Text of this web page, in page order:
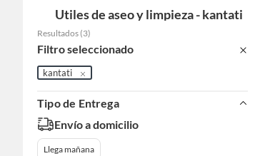
Utiles de aseo y limpieza - kantati
Resultados (3)
Filtro seleccionado
kantati
Tipo de Entrega
Envío a domicilio
Llega mañana